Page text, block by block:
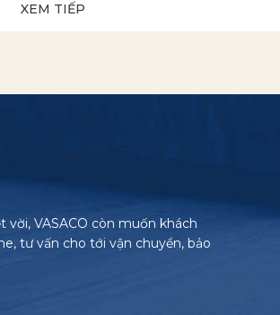
XEM TIẾP
VASACO còn muốn khách
tư vấn cho tới vận chuyển, bảo